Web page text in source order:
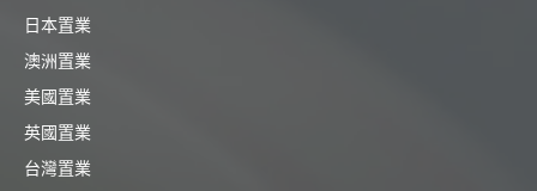
日本置業
澳洲置業
美國置業
英國置業
台灣置業